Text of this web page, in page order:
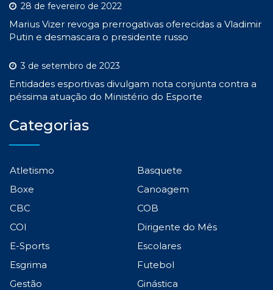
28 de fevereiro de 2022
Marius Vizer revoga prerrogativas oferecidas a Vladimir
Putin e desmascara o presidente russo
3 de setembro de 2023
Entidades esportivas divulgam nota conjunta contra a
péssima atuação do Ministério do Esporte
Categorias
Atletismo
Basquete
Boxe
Canoagem
CBC
COB
COI
Dirigente do Mês
E-Sports
Escolares
Esgrima
Futebol
Gestão
Ginástica